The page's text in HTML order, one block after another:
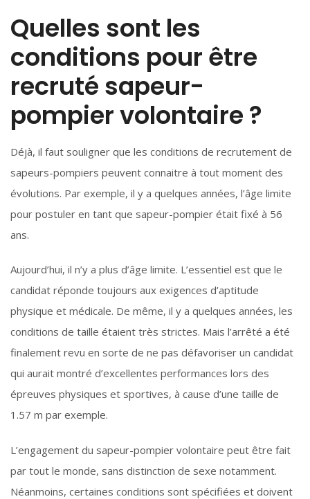
Quelles sont les
conditions pour être
recruté sapeur-
pompier volontaire ?
Déjà, il faut souligner que les conditions de recrutement de
sapeurs-pompiers peuvent connaitre à tout moment des
évolutions. Par exemple, il y a quelques années, l’âge limite
pour postuler en tant que sapeur-pompier était fixé à 56
ans.
Aujourd’hui, il n’y a plus d’âge limite. L’essentiel est que le
candidat réponde toujours aux exigences d’aptitude
physique et médicale. De même, il y a quelques années, les
conditions de taille étaient très strictes. Mais l’arrêté a été
finalement revu en sorte de ne pas défavoriser un candidat
qui aurait montré d’excellentes performances lors des
épreuves physiques et sportives, à cause d’une taille de
1.57 m par exemple.
L’engagement du sapeur-pompier volontaire peut être fait
par tout le monde, sans distinction de sexe notamment.
Néanmoins, certaines conditions sont spécifiées et doivent